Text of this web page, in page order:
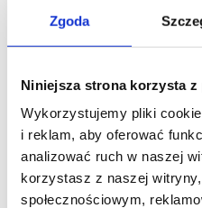
Zgoda
Niniejsza strona korzysta
Wykorzystujemy pliki
i reklam, aby oferować
analizować ruch w naszej
korzystasz z naszej
społecznościowym,
18/11/2022
CCC
Galeria
Amber
HalfPrice
Galeria Amber ze